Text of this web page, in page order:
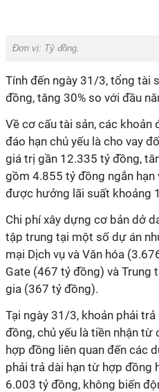
Đơn vị: Tỷ đồng.
Tính đến ngày 31/3, tổng tài
đồng, tăng 30% so với đầu
Về cơ cấu tài sản, các khoản
đáo hạn chủ yếu là cho vay
giá trị gần 12.335 tỷ đồng,
gồm 4.855 tỷ đồng ngắn
được hưởng lãi suất khoảng
Chi phí xây dựng cơ bản dở
tập trung tại một số dự án
mại Dịch vụ và Văn hóa
Gate (467 tỷ đồng) và Trung
gia (367 tỷ đồng).
Tại ngày 31/3, khoản phải
đồng, chủ yếu là tiền nhận
hợp đồng liên quan đến các
phải trả dài hạn từ hợp đồng
6.003 tỷ đồng, không biến